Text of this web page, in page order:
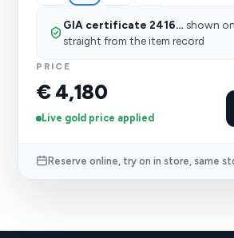
GIA certificate 2416… shown
straight from the item record
PRICE
€ 4,180
Live gold price applied
Reserve online, try on in store, same